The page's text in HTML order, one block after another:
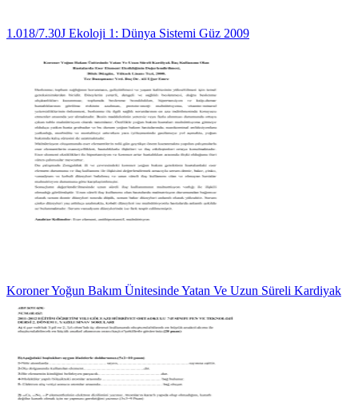
1.018/7.30J Ekoloji 1: Dünya Sistemi Güz 2009
Koroner Yoğun Bakım Ünitesinde Yatan Ve Uzun Süreli Kardiyak